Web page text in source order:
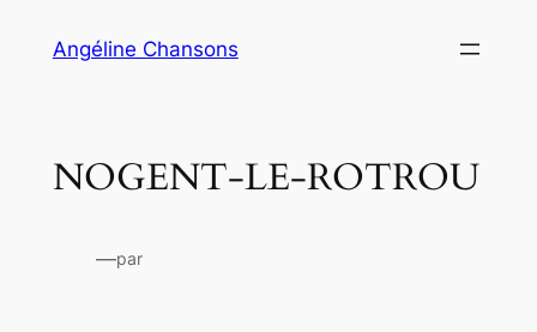
Angéline Chansons
NOGENT-LE-ROTROU
—par